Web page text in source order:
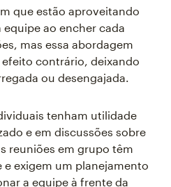
que estão aproveitando
ao encher cada
mas essa abordagem
contrário, deixando
ou desengajada.
tenham utilidade
e em discussões sobre
reuniões em grupo têm
exigem um planejamento
a equipe à frente da